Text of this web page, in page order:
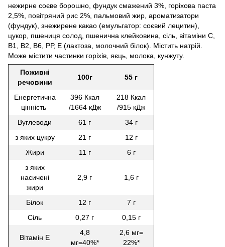
нежирне соєве борошно, фундук смажений 3%, горіхова паста
2,5%, повітряний рис 2%, пальмовий жир, ароматизатори
(фундук), знежирене какао (емульгатор: соєвий лецитин),
цукор, пшениця солод, пшенична клейковина, сіль, вітаміни С,
В1, В2, В6, РР, Е (лактоза, молочний білок). Містить натрій.
Може містити частинки горіхів, яєць, молока, кунжуту.
Поживні
речовини
100г 55 г
Енергетична
цінність
396 Ккал
/1664 кДж
218 Ккал
/915 кДж
Вуглеводи
61 г
34 г
з яких цукру
21 г
12 г
Жири
11 г
6 г
з яких
насичені
жири
2,9 г 1,6 г
Білок 12 г
7 г
Сіль
0,27 г 0,15 г
Вітамін Е
4,8
мг=40%*
2,6 мг=
22%*